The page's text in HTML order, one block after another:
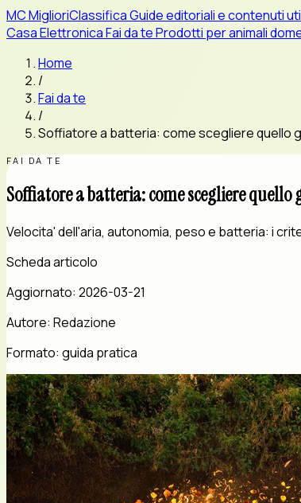
MCMiglioriClassificaGuide editoriali e contenuti
CasaElettronicaFai da teProdotti per animali
Home
/
Fai da te
/
Soffiatore a batteria: come scegliere quello
FAI DA TE
Soffiatore a batteria: come scegliere quello
Velocita' dell'aria, autonomia, peso e batteria: i
Scheda articolo
Aggiornato: 2026-03-21
Autore: Redazione
Formato: guida pratica